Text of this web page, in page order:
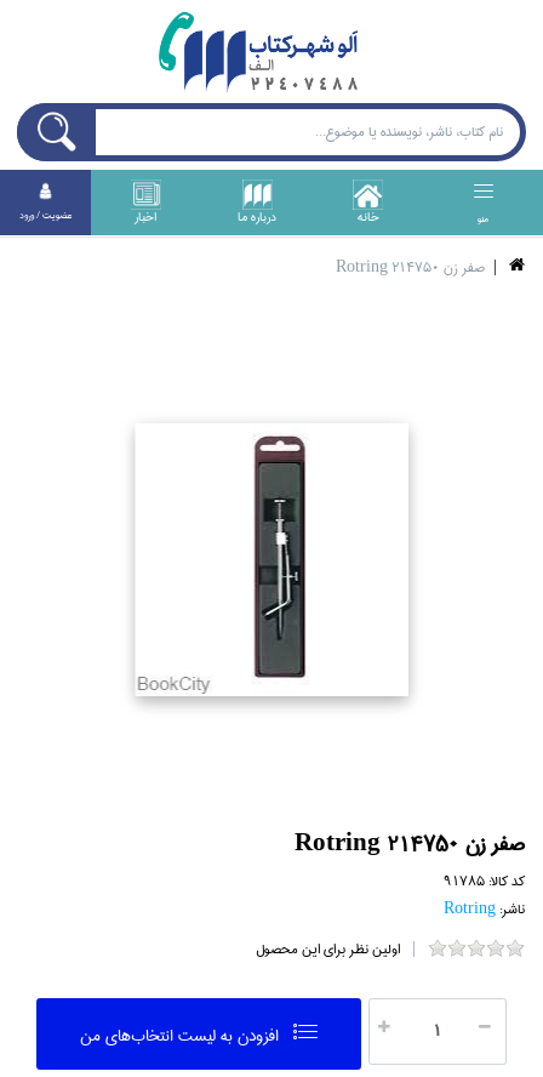
منو خانه درباره ما اخبار عضويت / ورود
صفر زن Rotring 214750
صفر زن Rotring 214750
کد کالا:91785
ناشر:Rotring
اولین نظر برای این محصول
افزودن به ليست انتخاب‌هاي من